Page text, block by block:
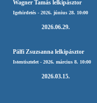
Wagner Tamás lelkipásztor
Igehirdetés - 2026. június 28. 10:00
2026.06.29.
Pálfi Zsuzsanna lelkipásztor
Istentisztelet - 2026. március 8. 10:00
2026.03.15.